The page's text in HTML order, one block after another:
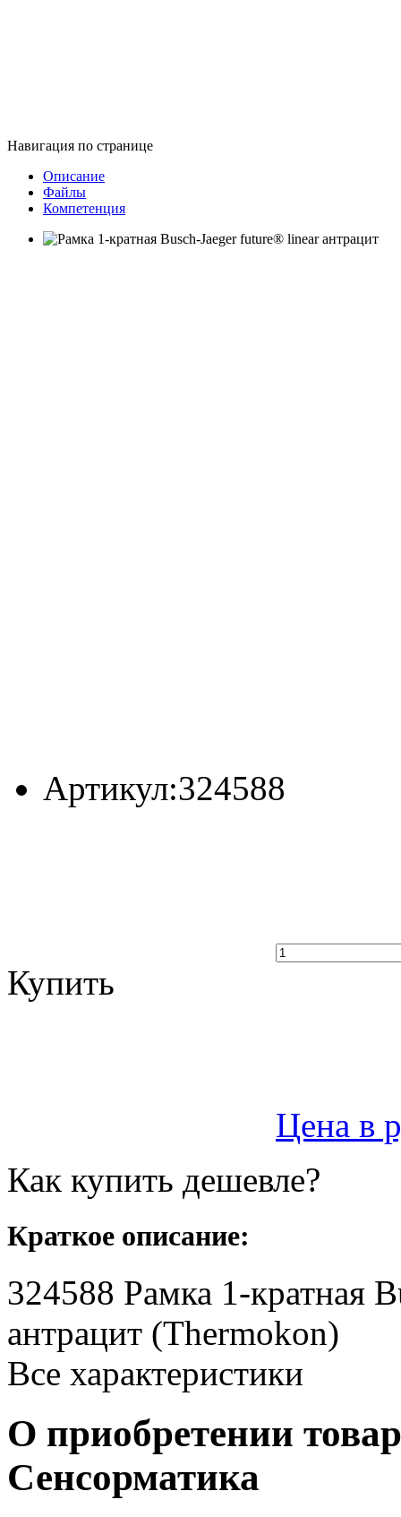
Навигация по странице
Описание
Файлы
Компетенция
Артикул:324588
Купить
Цена в
Как купить дешевле?
Краткое описание:
324588 Рамка 1-кратная
антрацит (Thermokon)
Все характеристики
О приобретении
Сенсорматика